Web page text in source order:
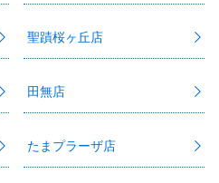
聖蹟桜ヶ丘店
田無店
たまプラーザ店